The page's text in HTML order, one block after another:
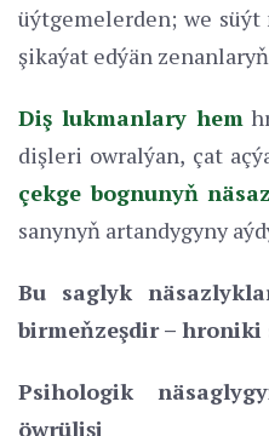
üýtgemelerden; we
şikaýat edýän
Diş lukmanlary hem
dişleri owralýan, çat
çekge bognunyň
sanynyň artandygyny
Bu saglyk
birmeňzeşdir – hroniki
Psihologik
öwrülişi